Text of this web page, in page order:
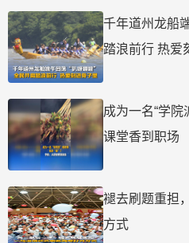
千年道州龙船
踏浪前行 热爱
成为一名“学院
课堂香到职场
褪去刷题重担
方式